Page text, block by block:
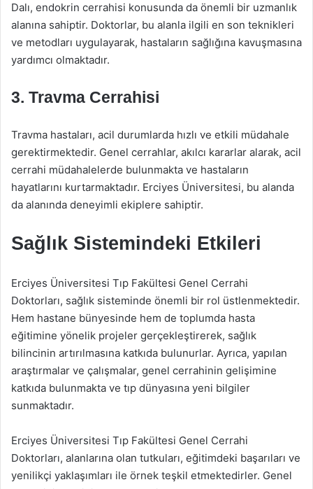
Dalı, endokrin cerrahisi konusunda da önemli bir uzmanlık
alanına sahiptir. Doktorlar, bu alanla ilgili en son teknikleri
ve metodları uygulayarak, hastaların sağlığına kavuşmasına
yardımcı olmaktadır.
3. Travma Cerrahisi
Travma hastaları, acil durumlarda hızlı ve etkili müdahale
gerektirmektedir. Genel cerrahlar, akılcı kararlar alarak, acil
cerrahi müdahalelerde bulunmakta ve hastaların
hayatlarını kurtarmaktadır. Erciyes Üniversitesi, bu alanda
da alanında deneyimli ekiplere sahiptir.
Sağlık Sistemindeki Etkileri
Erciyes Üniversitesi Tıp Fakültesi Genel Cerrahi
Doktorları, sağlık sisteminde önemli bir rol üstlenmektedir.
Hem hastane bünyesinde hem de toplumda hasta
eğitimine yönelik projeler gerçekleştirerek, sağlık
bilincinin artırılmasına katkıda bulunurlar. Ayrıca, yapılan
araştırmalar ve çalışmalar, genel cerrahinin gelişimine
katkıda bulunmakta ve tıp dünyasına yeni bilgiler
sunmaktadır.
Erciyes Üniversitesi Tıp Fakültesi Genel Cerrahi
Doktorları, alanlarına olan tutkuları, eğitimdeki başarıları ve
yenilikçi yaklaşımları ile örnek teşkil etmektedirler. Genel